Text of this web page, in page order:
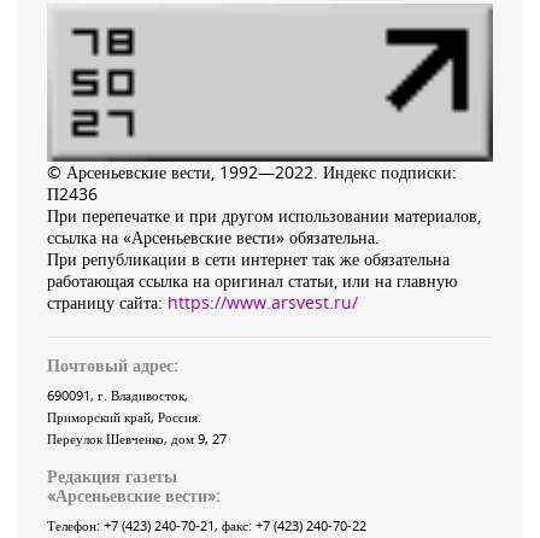
© Арсеньевские вести, 1992—2022. Индекс подписки:
П2436
При перепечатке и при другом использовании материалов,
ссылка на «Арсеньевские вести» обязательна.
При републикации в сети интернет так же обязательна
работающая ссылка на оригинал статьи, или на главную
страницу сайта: https://www.arsvest.ru/
Почтовый адрес:
690091, г. Владивосток,
Приморский край, Россия
Переулок Шевченко, дом 9, 27
Редакция газеты
«Арсеньевские вести»:
Телефон: +7 (423) 240-70-21, факс: +7 (423) 240-70-22